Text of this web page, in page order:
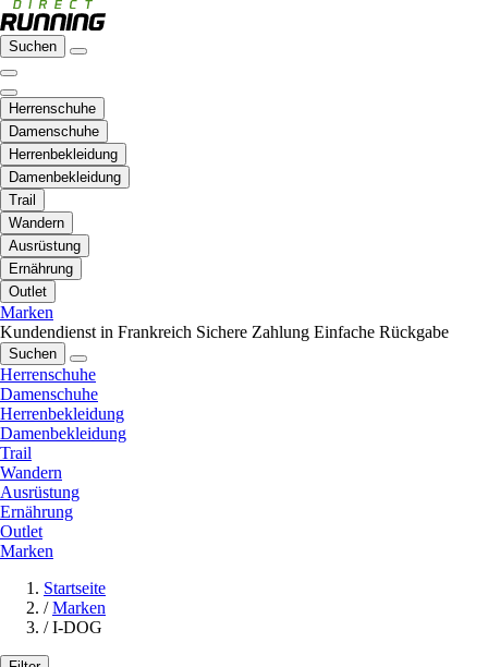
Suchen
Herrenschuhe
Damenschuhe
Herrenbekleidung
Damenbekleidung
Trail
Wandern
Ausrüstung
Ernährung
Outlet
Marken
Kundendienst in Frankreich Sichere Zahlung Einfache Rückgabe
Suchen
Herrenschuhe
Damenschuhe
Herrenbekleidung
Damenbekleidung
Trail
Wandern
Ausrüstung
Ernährung
Outlet
Marken
Startseite
/ Marken
/ I-DOG